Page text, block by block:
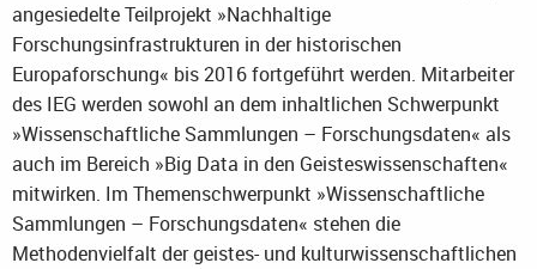
angesiedelte Teilprojekt »Nachhaltige
Forschungsinfrastrukturen in der historischen
Europaforschung« bis 2016 fortgeführt werden. Mitarbeiter
des IEG werden sowohl an dem inhaltlichen Schwerpunkt
»Wissenschaftliche Sammlungen – Forschungsdaten« als
auch im Bereich »Big Data in den Geisteswissenschaften«
mitwirken. Im Themenschwerpunkt »Wissenschaftliche
Sammlungen – Forschungsdaten« stehen die
Methodenvielfalt der geistes- und kulturwissenschaftlichen